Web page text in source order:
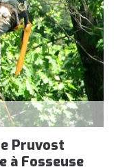
Pruvost
à Fosseuse